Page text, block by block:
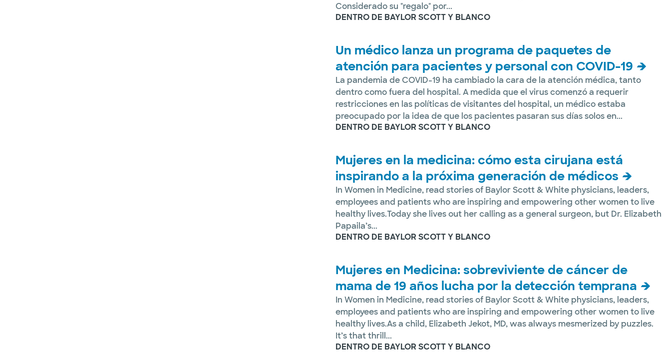
Considerado su "regalo" por...
DENTRO DE BAYLOR SCOTT Y BLANCO
Un médico lanza un programa de paquetes de
atención para pacientes y personal con COVID-19
La pandemia de COVID-19 ha cambiado la cara de la atención médica, tanto
dentro como fuera del hospital. A medida que el virus comenzó a requerir
restricciones en las políticas de visitantes del hospital, un médico estaba
preocupado por la idea de que los pacientes pasaran sus días solos en...
DENTRO DE BAYLOR SCOTT Y BLANCO
Mujeres en la medicina: cómo esta cirujana está
inspirando a la próxima generación de médicos
In Women in Medicine, read stories of Baylor Scott & White physicians, leaders,
employees and patients who are inspiring and empowering other women to live
healthy lives.Today she lives out her calling as a general surgeon, but Dr. Elizabeth
Papaila’s...
DENTRO DE BAYLOR SCOTT Y BLANCO
Mujeres en Medicina: sobreviviente de cáncer de
mama de 19 años lucha por la detección temprana
In Women in Medicine, read stories of Baylor Scott & White physicians, leaders,
employees and patients who are inspiring and empowering other women to live
healthy lives.As a child, Elizabeth Jekot, MD, was always mesmerized by puzzles.
It’s that thrill...
DENTRO DE BAYLOR SCOTT Y BLANCO